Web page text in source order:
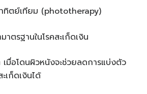
ทิตย์เทียม (phototherapy)
าตรฐานในโรคสะเก็ดเงิน
เมื่อโดนผิวหนังจะช่วยลดการแบ่งตัว
เก็ดเงินได้